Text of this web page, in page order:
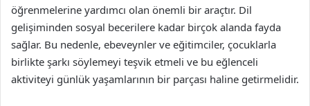
öğrenmelerine yardımcı olan önemli bir araçtır. Dil
gelişiminden sosyal becerilere kadar birçok alanda fayda
sağlar. Bu nedenle, ebeveynler ve eğitimciler, çocuklarla
birlikte şarkı söylemeyi teşvik etmeli ve bu eğlenceli
aktiviteyi günlük yaşamlarının bir parçası haline getirmelidir.